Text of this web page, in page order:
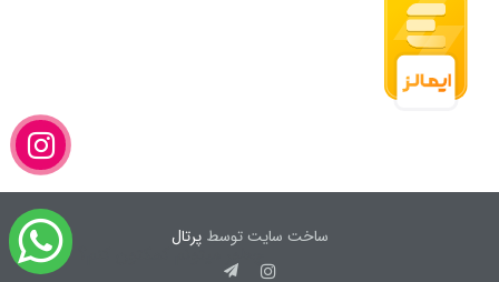
چطور میتونم کمکتون کنم؟
ساخت سایت توسطپرتال